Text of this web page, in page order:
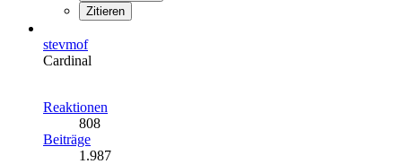
Zitieren
stevmof
Cardinal
Reaktionen
808
Beiträge
1.987